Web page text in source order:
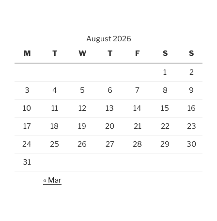
August 2026
M
T W T F S S
1 2
3 4 5 6 7 8 9
10 11 12 13 14 15 16
17 18 19 20 21 22 23
24 25 26 27 28 29 30
31
« Mar